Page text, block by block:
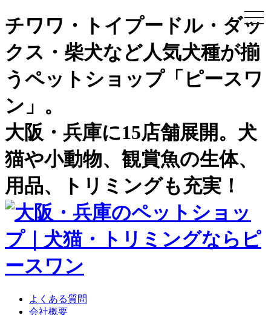
チワワ・トイプードル・ダッ
クス・柴犬など人気犬種が揃
うペットショップ「ピースワ
ン」。
大阪・兵庫に15店舗展開。犬
猫や小動物、観賞魚の生体、
用品、トリミングも充実！
よくある質問
会社概要